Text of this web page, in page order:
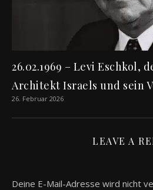
26.02.1969 – Levi Eschkol,
Architekt Israels und sein
26. Februar 2026
LEAVE A
Deine E-Mail-Adresse wird nicht